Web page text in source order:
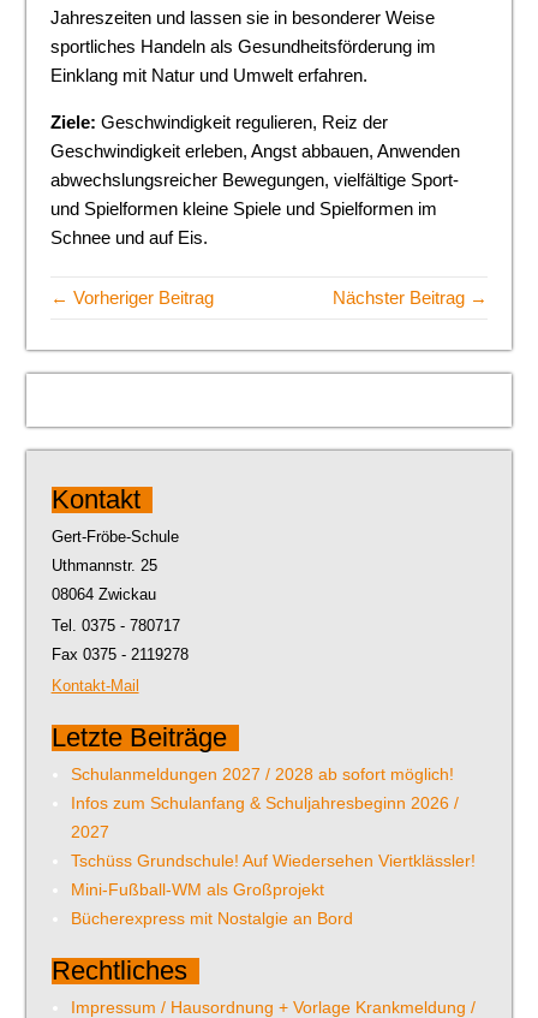
Jahreszeiten und lassen sie in besonderer Weise
sportliches Handeln als Gesundheitsförderung im
Einklang mit Natur und Umwelt erfahren.
Ziele: Geschwindigkeit regulieren, Reiz der
Geschwindigkeit erleben, Angst abbauen, Anwenden
abwechslungsreicher Bewegungen, vielfältige Sport-
und Spielformen kleine Spiele und Spielformen im
Schnee und auf Eis.
← Vorheriger Beitrag Nächster Beitrag →
Kontakt
Gert-Fröbe-Schule
Uthmannstr. 25
08064 Zwickau
Tel. 0375 - 780717
Fax 0375 - 2119278
Kontakt-Mail
Letzte Beiträge
Schulanmeldungen 2027 / 2028 ab sofort möglich!
Infos zum Schulanfang & Schuljahresbeginn 2026 /
2027
Tschüss Grundschule! Auf Wiedersehen Viertklässler!
Mini-Fußball-WM als Großprojekt
Bücherexpress mit Nostalgie an Bord
Rechtliches
Impressum / Hausordnung + Vorlage Krankmeldung /